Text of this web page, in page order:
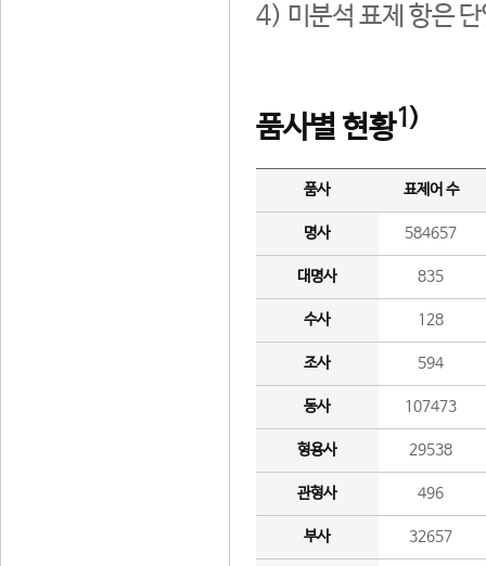
4) 미분석 표제 항은
품사별 현황1)
품사 표제어 수
명사 584657
대명사 835
수사 128
조사 594
동사 107473
형용사 29538
관형사 496
부사 32657